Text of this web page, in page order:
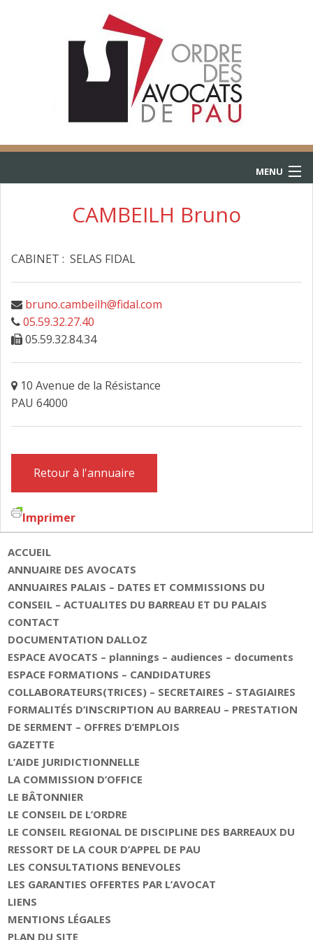
MENU
L’AIDE JURIDICTIONNELLE
FAIRE DESIGNER UN AVOCAT
CONTACT
CAMBEILH Bruno
CABINET : SELAS FIDAL
bruno.cambeilh@fidal.com
05.59.32.27.40
05.59.32.84.34
10 Avenue de la Résistance
PAU 64000
Retour à l'annuaire
Imprimer
ACCUEIL
ANNUAIRE DES AVOCATS
ANNUAIRES PALAIS – DATES ET COMMISSIONS DU
CONSEIL – ACTUALITES DU BARREAU ET DU PALAIS
CONTACT
DOCUMENTATION DALLOZ
ESPACE AVOCATS – plannings – audiences – documents
ESPACE FORMATIONS – CANDIDATURES
COLLABORATEURS(TRICES) – SECRETAIRES – STAGIAIRES
FORMALITÉS D’INSCRIPTION AU BARREAU – PRESTATION
DE SERMENT – OFFRES D’EMPLOIS
GAZETTE
L’AIDE JURIDICTIONNELLE
LA COMMISSION D’OFFICE
LE BÂTONNIER
LE CONSEIL DE L’ORDRE
LE CONSEIL REGIONAL DE DISCIPLINE DES BARREAUX DU
RESSORT DE LA COUR D’APPEL DE PAU
LES CONSULTATIONS BENEVOLES
LES GARANTIES OFFERTES PAR L’AVOCAT
LIENS
MENTIONS LÉGALES
PLAN DU SITE